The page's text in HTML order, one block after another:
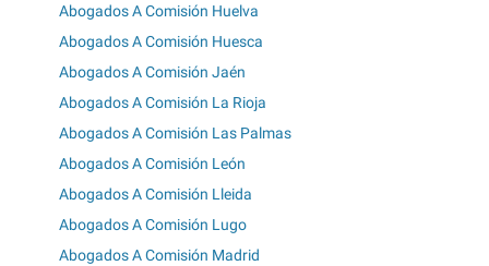
Abogados A Comisión Huelva
Abogados A Comisión Huesca
Abogados A Comisión Jaén
Abogados A Comisión La Rioja
Abogados A Comisión Las Palmas
Abogados A Comisión León
Abogados A Comisión Lleida
Abogados A Comisión Lugo
Abogados A Comisión Madrid